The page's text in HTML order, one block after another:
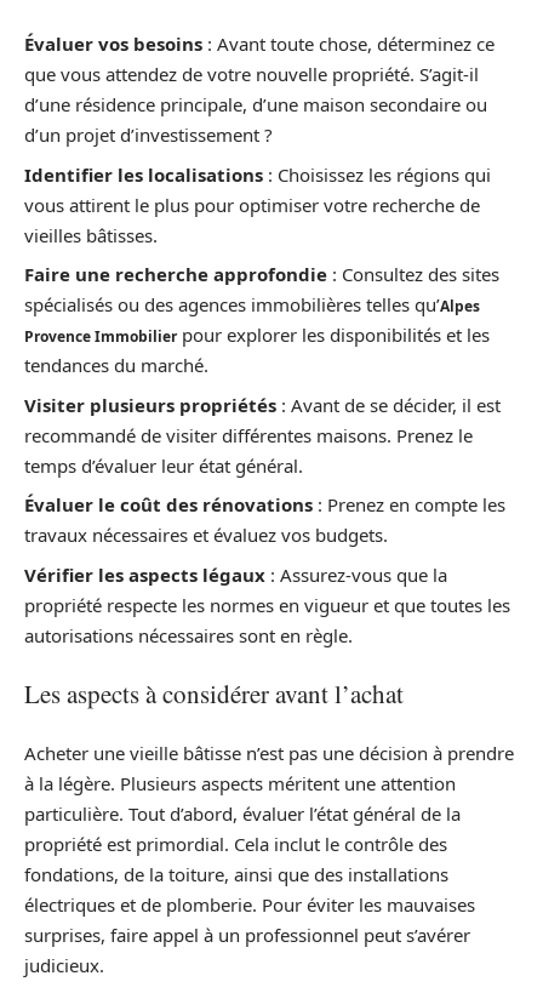
Évaluer vos besoins : Avant toute chose, déterminez ce
que vous attendez de votre nouvelle propriété. S’agit-il
d’une résidence principale, d’une maison secondaire ou
d’un projet d’investissement ?
Identifier les localisations : Choisissez les régions qui
vous attirent le plus pour optimiser votre recherche de
vieilles bâtisses.
Faire une recherche approfondie : Consultez des sites
spécialisés ou des agences immobilières telles qu’Alpes
Provence Immobilierpour explorer les disponibilités et les
tendances du marché.
Visiter plusieurs propriétés : Avant de se décider, il est
recommandé de visiter différentes maisons. Prenez le
temps d’évaluer leur état général.
Évaluer le coût des rénovations : Prenez en compte les
travaux nécessaires et évaluez vos budgets.
Vérifier les aspects légaux : Assurez-vous que la
propriété respecte les normes en vigueur et que toutes les
autorisations nécessaires sont en règle.
Les aspects à considérer avant l’achat
Acheter une vieille bâtisse n’est pas une décision à prendre
à la légère. Plusieurs aspects méritent une attention
particulière. Tout d’abord, évaluer l’état général de la
propriété est primordial. Cela inclut le contrôle des
fondations, de la toiture, ainsi que des installations
électriques et de plomberie. Pour éviter les mauvaises
surprises, faire appel à un professionnel peut s’avérer
judicieux.